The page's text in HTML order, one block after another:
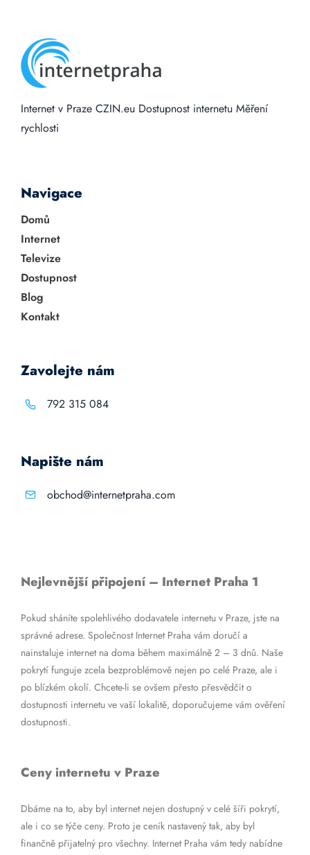
Internet v Praze CZIN.eu Dostupnost internetu Měření
rychlosti
Navigace
Domů
Internet
Televize
Dostupnost
Blog
Kontakt
Zavolejte nám
792 315 084
Napište nám
obchod@internetpraha.com
Nejlevnější připojení – Internet Praha 1
Pokud sháníte spolehlivého dodavatele internetu v Praze, jste na
správné adrese. Společnost Internet Praha vám doručí a
nainstaluje internet na doma během maximálně 2 – 3 dnů. Naše
pokrytí funguje zcela bezproblémově nejen po celé Praze, ale i
po blízkém okolí. Chcete-li se ovšem přesto přesvědčit o
dostupnosti internetu ve vaší lokalitě, doporučujeme vám ověření
dostupnosti.
Ceny internetu v Praze
Dbáme na to, aby byl internet nejen dostupný v celé šíři pokrytí,
ale i co se týče ceny. Proto je ceník nastavený tak, aby byl
finančně přijatelný pro všechny. Internet Praha vám tedy nabídne